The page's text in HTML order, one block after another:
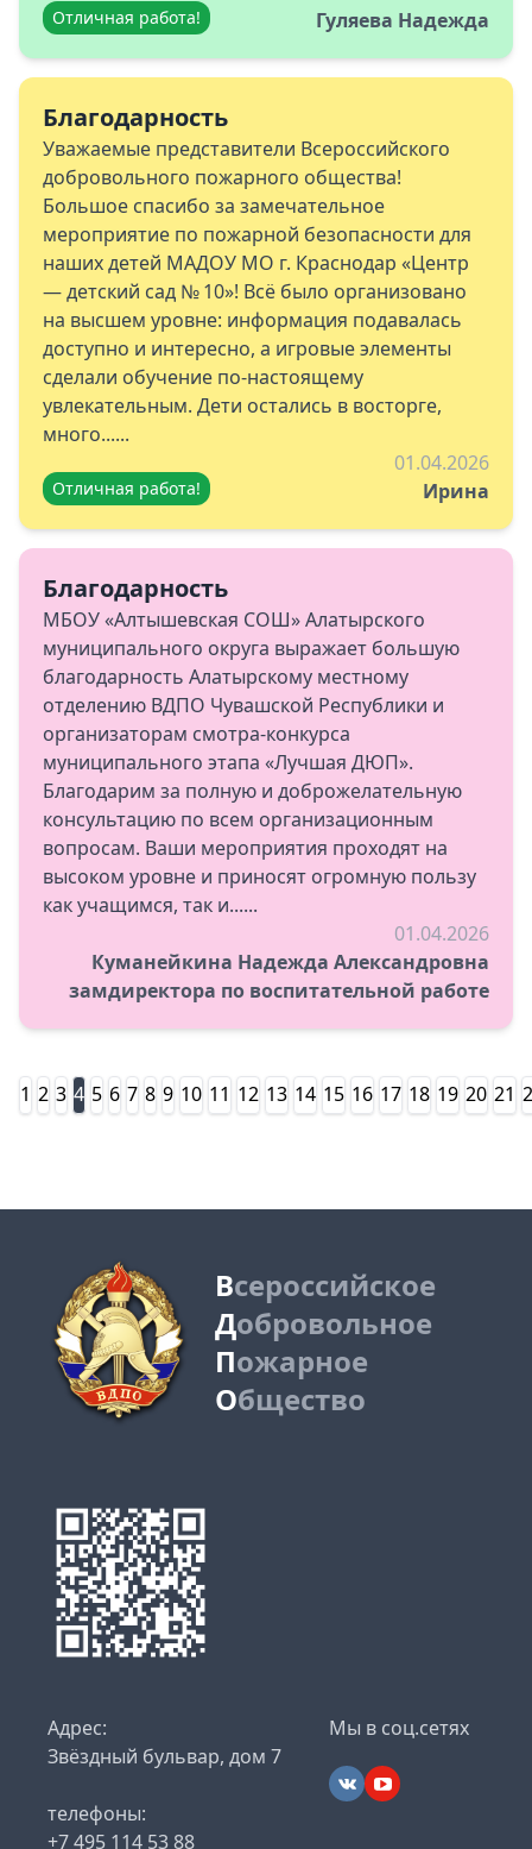
Отличная работа!
Гуляева Надежда
Благодарность
Уважаемые представители Всероссийского
добровольного пожарного общества!
Большое спасибо за замечательное
мероприятие по пожарной безопасности для
наших детей МАДОУ МО г. Краснодар «Центр
— детский сад № 10»! Всё было организовано
на высшем уровне: информация подавалась
доступно и интересно, а игровые элементы
сделали обучение по‑настоящему
увлекательным. Дети остались в восторге,
много......
Отличная работа!
01.04.2026
Ирина
Благодарность
МБОУ «Алтышевская СОШ» Алатырского
муниципального округа выражает большую
благодарность Алатырскому местному
отделению ВДПО Чувашской Республики и
организаторам смотра-конкурса
муниципального этапа «Лучшая ДЮП».
Благодарим за полную и доброжелательную
консультацию по всем организационным
вопросам. Ваши мероприятия проходят на
высоком уровне и приносят огромную пользу
как учащимся, так и......
01.04.2026
Куманейкина Надежда Александровна
замдиректора по воспитательной работе
1 2 3 4 5 6 7 8 9 10 11 12 13 14 15 16 17 18 19 20 21
Всероссийское
Добровольное
Пожарное
Общество
Адрес:
Звёздный бульвар, дом 7
телефоны:
+7 495 114 53 88
Мы в соц.сетях